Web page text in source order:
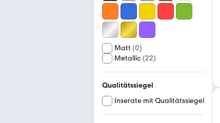
Matt (0)
Metallic(22)
Qualitätssiegel
Inserate mit Qualitätssiegel